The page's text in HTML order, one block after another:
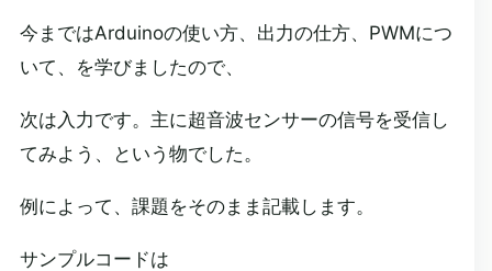
今まではArduinoの使い方、出力の仕方、PWMにつ
いて、を学びましたので、
次は入力です。主に超音波センサーの信号を受信し
てみよう、という物でした。
例によって、課題をそのまま記載します。
サンプルコードは